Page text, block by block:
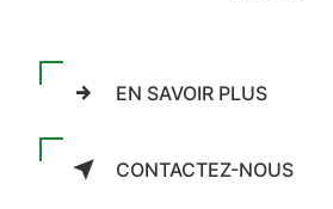
EN SAVOIR PLUS
CONTACTEZ-NOUS